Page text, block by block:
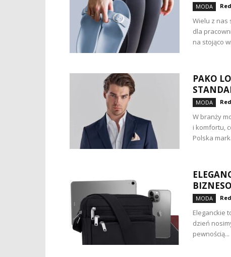
MODA
Wielu z nas
dla
na stojąco
PAKO
MODA
W branży
i komfortu,
Polska
MODA
Eleganckie
dzień
pewnością...